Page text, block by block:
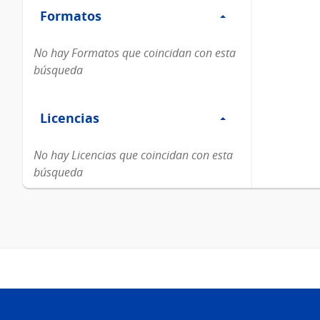
Formatos
Formatos
No hay Formatos que coincidan con esta
búsqueda
Licencias
Licencias
No hay Licencias que coincidan con esta
búsqueda